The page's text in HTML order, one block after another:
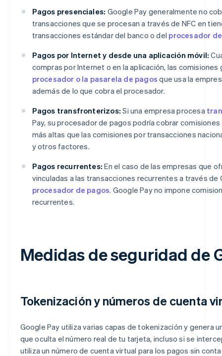
Pagos presenciales: Google Pay generalmente no
transacciones que se procesan a través de NFC en
transacciones estándar del banco o del procesador
Pagos por Internet y desde una aplicación móvil:
compras por Internet o en la aplicación, las
procesador o la pasarela de pagos que usa la
además de lo que cobra el procesador.
Pagos transfronterizos: Si una empresa procesa
Pay, su procesador de pagos podría cobrar
más altas que las comisiones por transacciones
y otros factores.
Pagos recurrentes: En el caso de las empresas que
vinculadas a las transacciones recurrentes a través
procesador de pagos. Google Pay no impone
recurrentes.
Medidas de seguridad de
Tokenización y números de cuenta
Google Pay utiliza varias capas de tokenización y genera
que oculta el número real de tu tarjeta, incluso si se
utiliza un número de cuenta virtual para los pagos sin